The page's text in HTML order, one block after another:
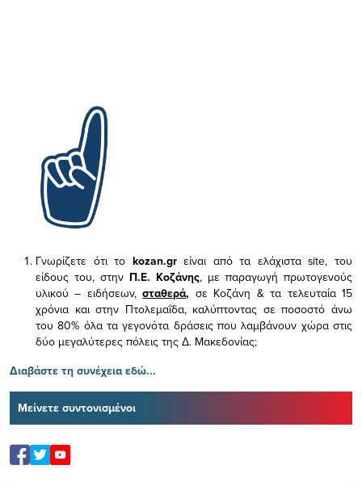
Γνωρίζετε ότι το kozan.gr είναι από τα ελάχισταsite, του
είδους του, στην Π.Ε. Κοζάνης, με παραγωγή πρωτογενούς
υλικού – ειδήσεων,σταθερά, σε Κοζάνη & τα τελευταία 15
χρόνια και στην Πτολεμαΐδα, καλύπτοντας σε ποσοστό άνω
του 80% όλα τα γεγονότα δράσεις που λαμβάνουν χώρα στις
δύο μεγαλύτερες πόλεις της Δ. Μακεδονίας;
Διαβάστε τη συνέχεια εδώ...
Μείνετε συντονισμένοι